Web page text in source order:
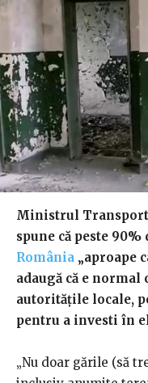
Ministrul
spune că peste 90%
România „aproape
adaugă că e normal
autorităţile locale,
pentru a investi în
„Nu doar gările (să